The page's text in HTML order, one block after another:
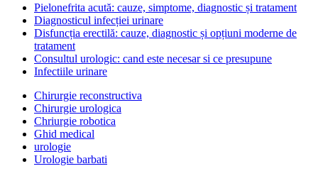
Pielonefrita acută: cauze, simptome, diagnostic și tratament
Diagnosticul infecției urinare
Disfuncția erectilă: cauze, diagnostic și opțiuni moderne de
tratament
Consultul urologic: cand este necesar si ce presupune
Infectiile urinare
Chirurgie reconstructiva
Chirurgie urologica
Chriurgie robotica
Ghid medical
urologie
Urologie barbati